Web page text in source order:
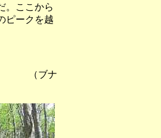
。ここから
ピークを越
（ブナ